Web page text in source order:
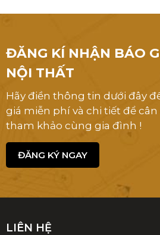
ĐĂNG KÍ NHẬN BÁO
NỘI THẤT
Hãy điền thông tin dưới đây
giá miễn phí và chi tiết để
tham khảo cùng gia đình !
ĐĂNG KÝ NGAY
LIÊN HỆ